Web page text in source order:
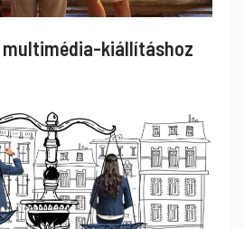
kiállításhoz